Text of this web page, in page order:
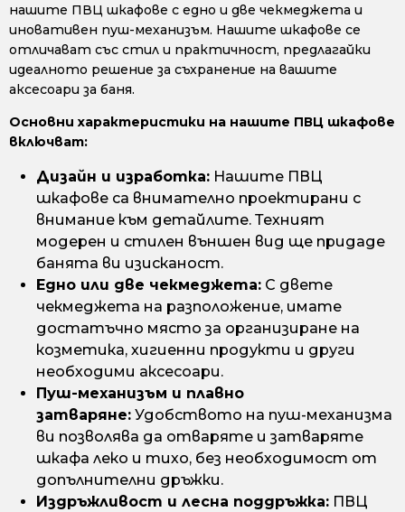
нашите ПВЦ шкафове с едно и две чекмеджета и
иновативен пуш-механизъм. Нашите шкафове се
отличават със стил и практичност, предлагайки
идеалното решение за съхранение на вашите
аксесоари за баня.
Основни характеристики на нашите ПВЦ шкафове
включват:
Дизайн и изработка: Нашите ПВЦ
шкафове са внимателно проектирани с
внимание към детайлите. Техният
модерен и стилен външен вид ще придаде
банята ви изисканост.
Едно или две чекмеджета: С двете
чекмеджета на разположение, имате
достатъчно място за организиране на
козметика, хигиенни продукти и други
необходими аксесоари.
Пуш-механизъм и плавно
затваряне: Удобството на пуш-механизма
ви позволява да отваряте и затваряте
шкафа леко и тихо, без необходимост от
допълнителни дръжки.
Издръжливост и лесна поддръжка: ПВЦ